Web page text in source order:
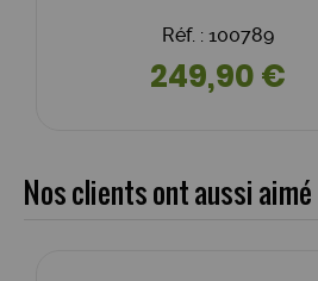
Réf. : 100789
249,90 €
Nos clients ont aussi aimé